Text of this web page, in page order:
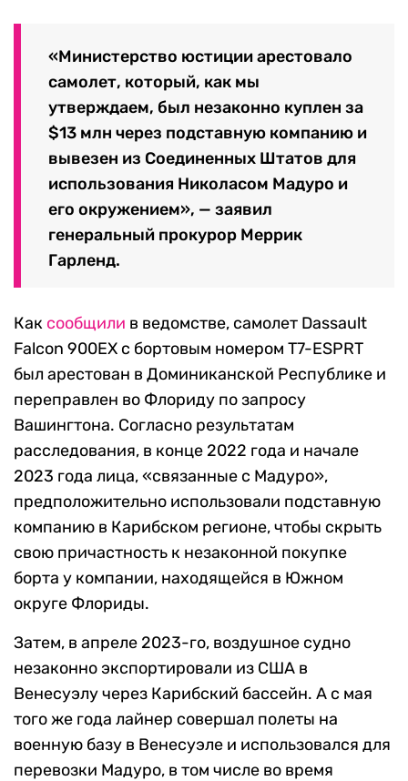
«Министерство юстиции арестовало
самолет, который, как мы
утверждаем, был незаконно куплен за
$13 млн через подставную компанию и
вывезен из Соединенных Штатов для
использования Николасом Мадуро и
его окружением», — заявил
генеральный прокурор Меррик
Гарленд.
Как сообщили в ведомстве, самолет Dassault
Falcon 900EX с бортовым номером T7-ESPRT
был арестован в Доминиканской Республике и
переправлен во Флориду по запросу
Вашингтона. Согласно результатам
расследования, в конце 2022 года и начале
2023 года лица, «связанные с Мадуро»,
предположительно использовали подставную
компанию в Карибском регионе, чтобы скрыть
свою причастность к незаконной покупке
борта у компании, находящейся в Южном
округе Флориды.
Затем, в апреле 2023-го, воздушное судно
незаконно экспортировали из США в
Венесуэлу через Карибский бассейн. А с мая
того же года лайнер совершал полеты на
военную базу в Венесуэле и использовался для
перевозки Мадуро, в том числе во время